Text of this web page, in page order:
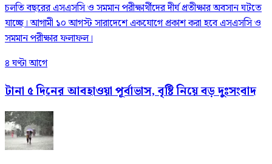
চলতি বছরের এসএসসি ও সমমান পরীক্ষার্থীদের দীর্ঘ প্রতীক্ষার অবসান ঘটতে
যাচ্ছে। আগামী ১০ আগস্ট সারাদেশে একযোগে প্রকাশ করা হবে এসএসসি ও
সমমান পরীক্ষার ফলাফল।
৪ ঘণ্টা আগে
টানা ৫ দিনের আবহাওয়া পূর্বাভাস, বৃষ্টি নিয়ে বড় দুঃসংবাদ